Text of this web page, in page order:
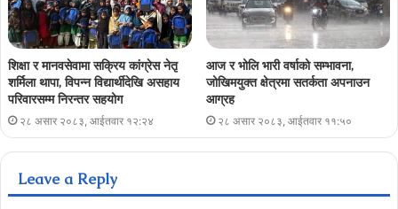
शिक्षा र मानवसेवामा सक्रिय कांग्रेस नेतृ
शर्मिला थापा, विपन्न विद्यार्थीदेखि असहाय
परिवारसम्म निरन्तर सहयोग
२८ असार २०८३, आईतवार १२:२४
आज र भोलि भारी वर्षाको सम्भावना,
जोखिमयुक्त क्षेत्रमा सतर्कता अपनाउन
आग्रह
२८ असार २०८३, आईतवार ११:५०
Leave a Reply